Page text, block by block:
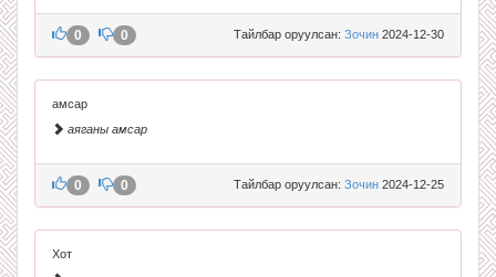
Тайлбар оруулсан: Зочин 2024-12-30
0 0
амсар
аяганы амсар
Тайлбар оруулсан: Зочин 2024-12-25
0 0
Хот